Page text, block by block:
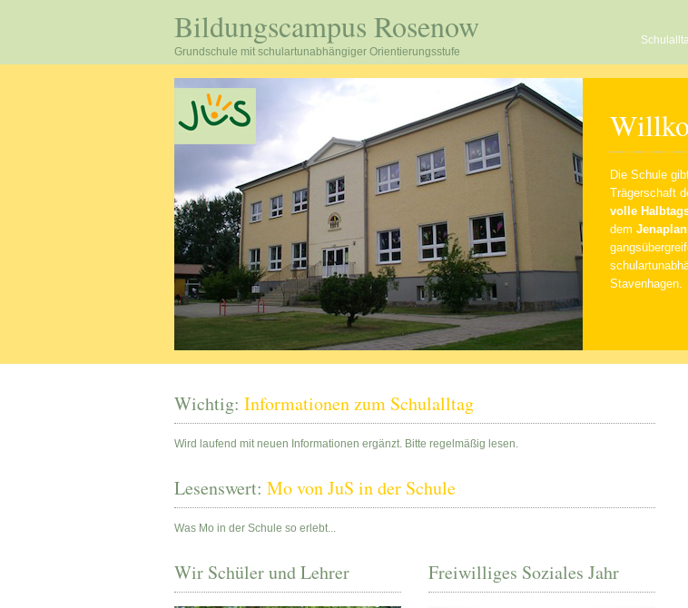
Bildungscampus Rosenow
Grundschule mit schulartunabhängiger Orientierungsstufe
Die Schule
Trägerschaft
volle
dem
Stavenhagen.
Wichtig: Informationen zum Schulalltag
Wird laufend mit neuen Informationen ergänzt. Bitte regelmäßig lesen.
Lesenswert: Mo von JuS in der Schule
Was Mo in der Schule so erlebt...
Wir Schüler und Lehrer Freiwilliges Soziales Jahr